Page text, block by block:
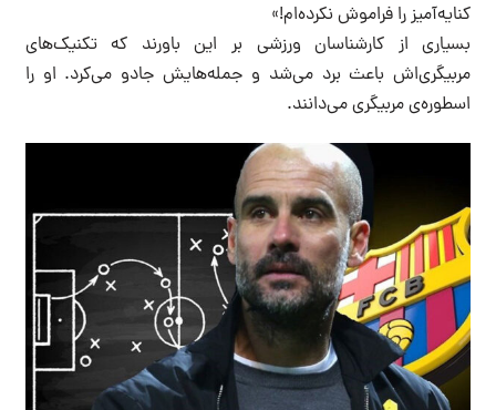
کنایه‌آمیز را فراموش نکرده‌ام!»
بسیاری از کارشناسان ورزشی بر این باورند که تکنیک‌های
مربیگری‌اش باعث برد می‌شد و جمله‌هایش جادو می‌کرد. او را
اسطوره‌ی مربیگری می‌دانند.